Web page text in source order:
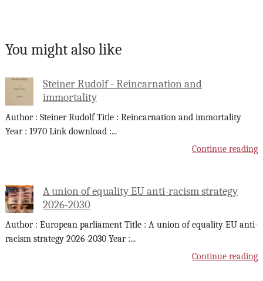
You might also like
Steiner Rudolf - Reincarnation and
immortality
Author : Steiner Rudolf Title : Reincarnation and immortality
Year : 1970 Link download :...
Continue reading
A union of equality EU anti-racism strategy
2026-2030
Author : European parliament Title : A union of equality EU anti-
racism strategy 2026-2030 Year :...
Continue reading